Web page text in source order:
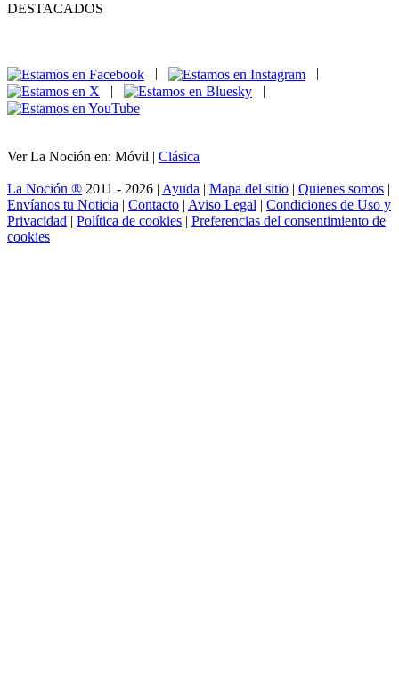
DESTACADOS
|
|
Ver La Noción en: Móvil | Clásica
La Noción ® 2011 - 2026 | Ayuda | Mapa del sitio | Quienes somos |
Envíanos tu Noticia | Contacto | Aviso Legal | Condiciones de Uso y
Privacidad | Política de cookies | Preferencias del consentimiento de
cookies